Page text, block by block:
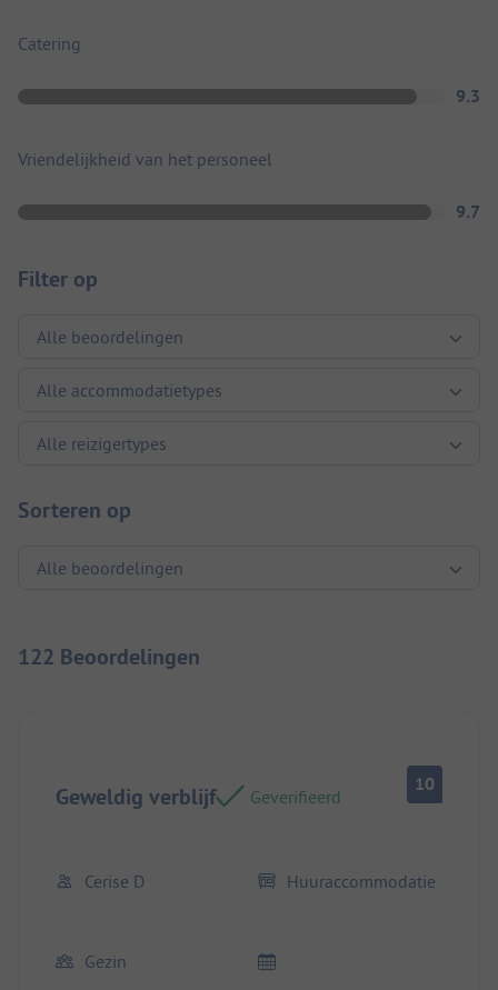
Catering
9.3
Vriendelijkheid van het personeel
9.7
Filter op
Sorteren op
122 Beoordelingen
Geweldig verblijf Geverifieerd
10
Cerise D Huuraccommodatie
Gezin